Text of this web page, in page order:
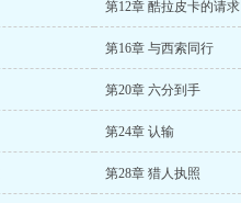
第12章 酷拉皮卡的请求
第16章 与西索同行
第20章 六分到手
第24章 认输
第28章 猎人执照